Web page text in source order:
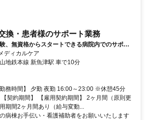
換・患者様のサポート業務
、無資格からスタートできる病院内でのサポー
ディカルケア
地鉄本線 新魚津駅 車で10分
務時間】 夕勤 夜勤 16:00～23:00 ※休憩45分
【契約期間】 【雇用契約期間】 2ヶ月間（原則更
期間2ヶ月間あり（給与変動...
病棟お手伝い・看護補助者をお願いいたします